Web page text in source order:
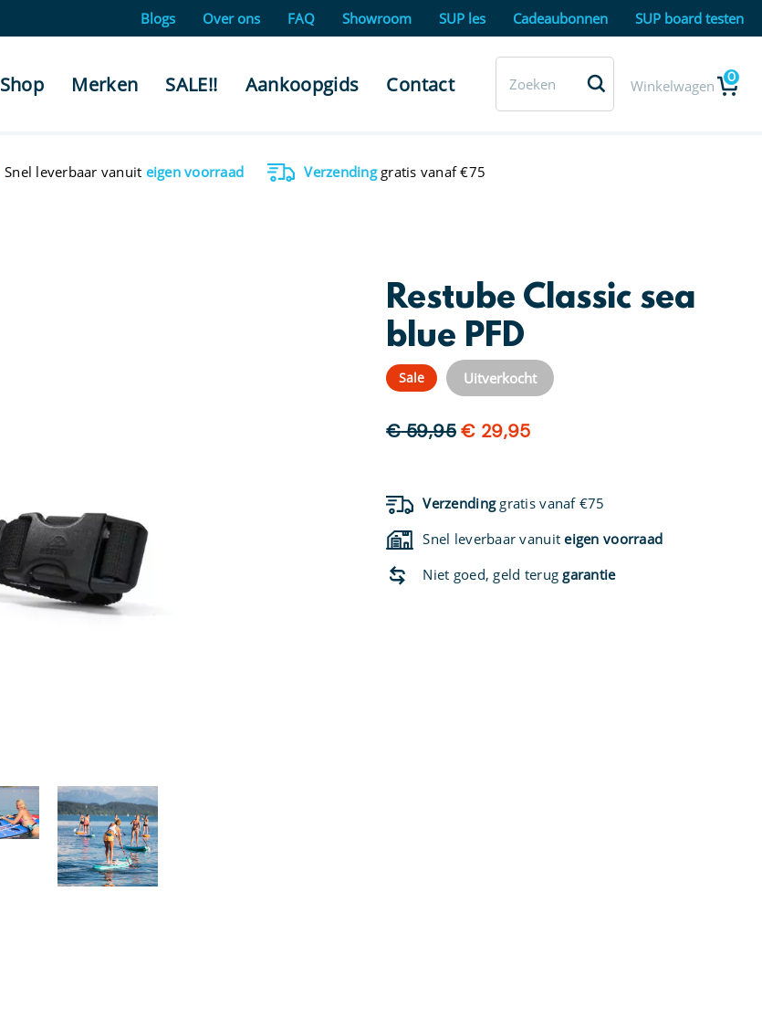
Blogs Over ons FAQ Showroom SUP les Cadeaubonnen SUP board testen
Shop Merken SALE!! Aankoopgids Contact Winkelwagen 0
Snel leverbaar vanuit eigen voorraad Verzendinggratis vanaf €75
Restube Classic sea
blue PFD
Sale Uitverkocht
€59,95Oorspronkelijke
€ 59,95.
€ 29,95Huidige
€ 29,95.
Verzendinggratis vanaf €75
Snel leverbaar vanuiteigen voorraad
Niet goed, geld terug garantie